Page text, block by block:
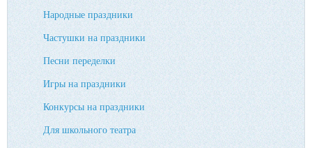
Народные праздники
Частушки на праздники
Песни переделки
Игры на праздники
Конкурсы на праздники
Для школьного театра